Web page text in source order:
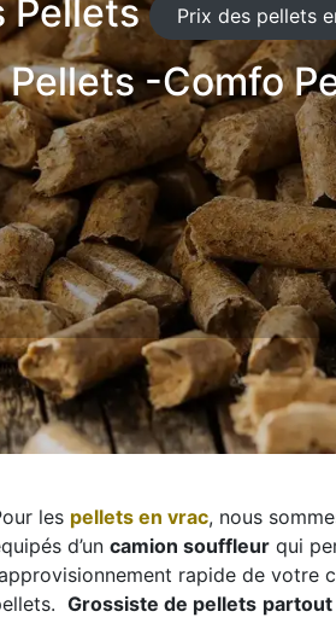
Pellets Prix des pellets
Pellets -Comfo
les pellets en vrac, nous
d’un camion souffleur qui
rapide de votre
Grossiste de pellets partout